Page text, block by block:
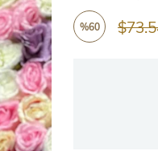
%60